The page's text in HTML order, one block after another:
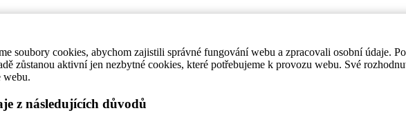
soubory cookies, abychom zajistili správné fungování webu a zpracovali osobní údaje.
zůstanou aktivní jen nezbytné cookies, které potřebujeme k provozu webu. Své
webu.
z následujících důvodů